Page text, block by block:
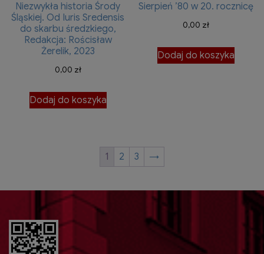
Niezwykła historia Środy
Śląskiej. Od Iuris Sredensis
do skarbu średzkiego,
Redakcja: Rościsław
Żerelik, 2023
0,00 zł
Dodaj do koszyka
Sierpień ’80 w 20. rocznicę
0,00 zł
Dodaj do koszyka
1 2 3 →